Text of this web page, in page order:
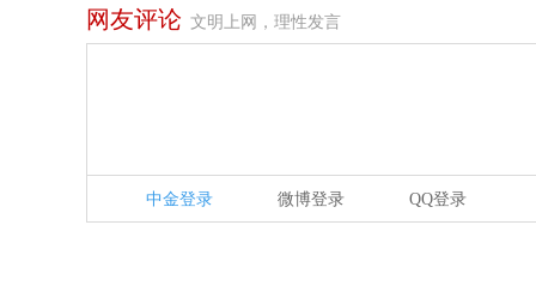
网友评论 文明上网，理性发言
中金登录 微博登录 QQ登录